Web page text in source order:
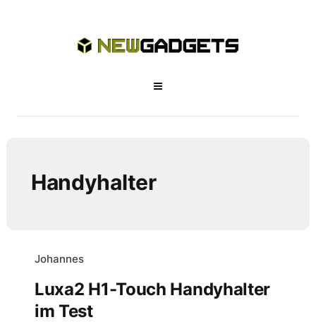
Handyhalter
Johannes
Luxa2 H1-Touch Handyhalter
im Test